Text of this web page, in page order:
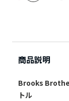
商品説明
Brooks
トル